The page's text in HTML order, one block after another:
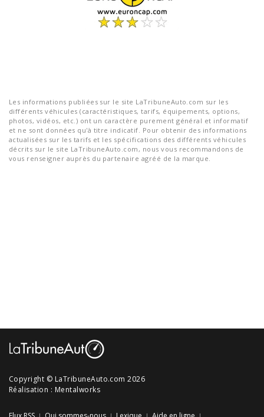
Les informations publiées sur le site LaTribuneAuto.com sur les
différents véhicules (caractéristiques, tarifs, équipements, options,
photos, vidéos, etc.) ont un caractère purement général et informatif
et ne sont données qu'à titre indicatif. Pour obtenir des informations
actualisées sur les tarifs et les spécifications des différents véhicules
décrits sur le site LaTribuneAuto.com, nous vous recommandons de
vous renseigner auprès du partenaire agréé de la marque.
Copyright © LaTribuneAuto.com 2026
Réalisation : Mentalworks